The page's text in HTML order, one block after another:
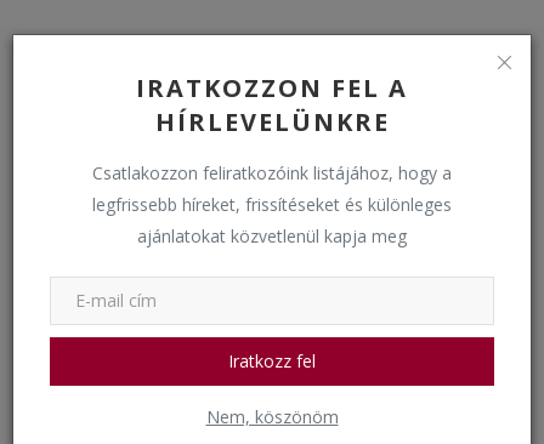
IRATKOZZON FEL A
HÍRLEVELÜNKRE
Csatlakozzon feliratkozóink listájához, hogy a
legfrissebb híreket, frissítéseket és különleges
ajánlatokat közvetlenül kapja meg
Iratkozz fel
Nem, köszönöm
NÉPSZERŰ BEJEGYZÉSEK
E-Napló
admin Augusztus 24, 2022 28963
admin Augusztus 15, 2023 13711
Az egészségügyi technikumban oktatott